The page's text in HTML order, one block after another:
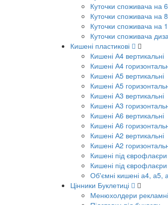
Куточки споживача на
Куточки споживача на
Куточки споживача на
Куточки споживача
Кишені пластикові
Кишені А4 вертикальні
Кишені А4
Кишені А5 вертикальні
Кишені А5
Кишені А3 вертикальні
Кишені А3
Кишені А6 вертикальні
Кишені А6
Кишені А2 вертикальні
Кишені А2
Кишені під єврофлаєри
Кишені під єврофлаєри
Об'ємні кишені а4, а5,
Цінники Буклетиці
Менюхолдери рекламні